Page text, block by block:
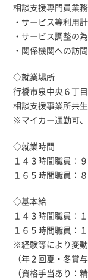
相談支援専門員業
・サービス等利用
・サービス調整の
・関係機関への訪
◇就業場所
行橋市泉中央６丁
相談支援事業所共
※マイカー通勤可
◇就業時間
１４３時間職員：
１６５時間職員：
◇基本給
１４３時間職員：
１６５時間職員：
※経験等により変動
（年２回夏・冬賞
（資格手当あり：